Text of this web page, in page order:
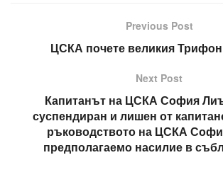
Previous Post
ЦСКА почете великия
Next Post
Капитанът на ЦСКА София
суспендиран и лишен от
ръководството на ЦСКА
предполагаемо насилие в